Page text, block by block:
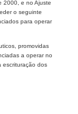
2000, e no Ajuste
o seguinte
para operar
promovidas
a operar no
escrituração dos